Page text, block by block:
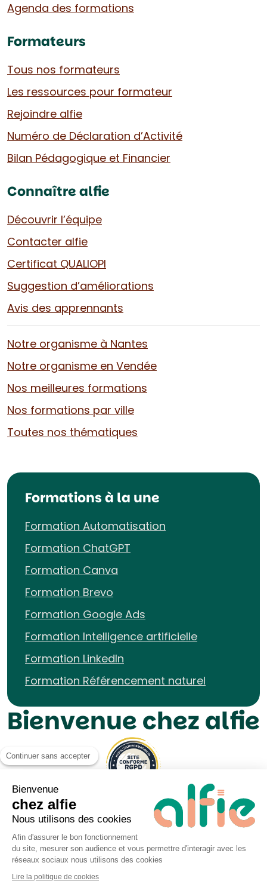
Agenda des formations
Formateurs
Tous nos formateurs
Les ressources pour formateur
Rejoindre alfie
Numéro de Déclaration d’Activité
Bilan Pédagogique et Financier
Connaître alfie
Découvrir l’équipe
Contacter alfie
Certificat QUALIOPI
Suggestion d’améliorations
Avis des apprennants
Notre organisme à Nantes
Notre organisme en Vendée
Nos meilleures formations
Nos formations par ville
Toutes nos thématiques
Formations à la une
Formation Automatisation
Formation ChatGPT
Formation Canva
Formation Brevo
Formation Google Ads
Formation Intelligence artificielle
Formation LinkedIn
Formation Référencement naturel
Bienvenue chez alfie
Mentions légales UP&KO
Politique de Cookies
Continuer sans accepter
Bienvenue
chez alfie
Nous utilisons des cookies
Afin d'assurer le bon fonctionnement
du site, mesurer son audience et vous permettre d'interagir avec les
réseaux sociaux nous utilisons des cookies
Lire la politique de cookies